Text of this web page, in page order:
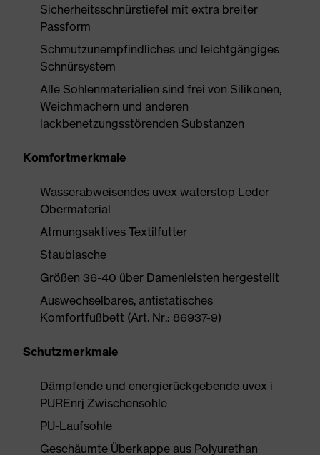
Sicherheitsschnürstiefel mit extra breiter
Passform
Schmutzunempfindliches und leichtgängiges
Schnürsystem
Alle Sohlenmaterialien sind frei von Silikonen,
Weichmachern und anderen
lackbenetzungsstörenden Substanzen
Komfortmerkmale
Wasserabweisendes uvex waterstop Leder
Obermaterial
Atmungsaktives Textilfutter
Staublasche
Größen 36-40 über Damenleisten hergestellt
Auswechselbares, antistatisches
Komfortfußbett (Art. Nr.: 86937-9)
Schutzmerkmale
Dämpfende und energierückgebende uvex i-
PUREnrj Zwischensohle
PU-Laufsohle
Geschäumte Überkappe aus Polyurethan